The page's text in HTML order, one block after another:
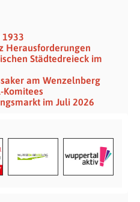
Herausforderungen
Städtedreieck im
am Wenzelnberg
Komitees
im Juli 2026